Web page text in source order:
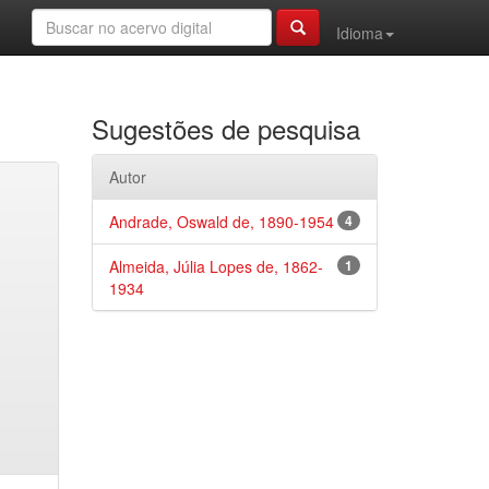
Idioma
Sugestões de pesquisa
Autor
4
Andrade, Oswald de, 1890-1954
1
Almeida, Júlia Lopes de, 1862-
1934